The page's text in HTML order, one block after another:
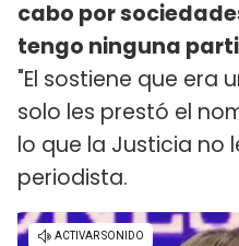
cabo por
tengo ninguna
"El sostiene que era
solo les prestó el
lo que la Justicia no
periodista.